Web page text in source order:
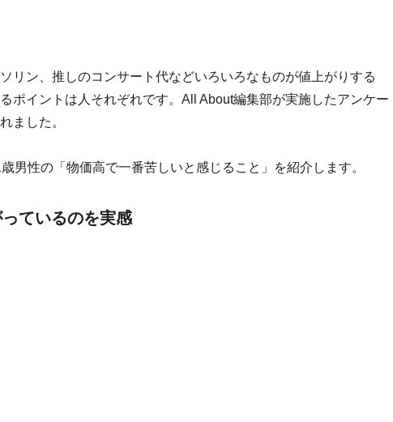
リン、推しのコンサート代などいろいろなものが値上がりする
ポイントは人それぞれです。All About編集部が実施したアンケー
ました。
男性の「物価高で一番苦しいと感じること」を紹介します。
ているのを実感